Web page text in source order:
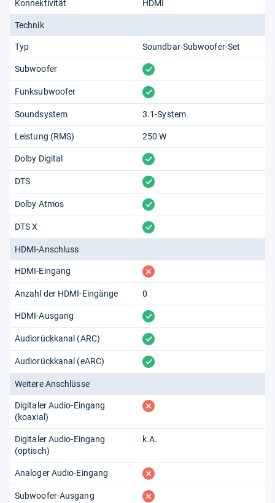
Konnektivität HDMI
Technik
Typ Soundbar-Subwoofer-Set
Subwoofer vorhanden
Funksubwoofer vorhanden
Soundsystem 3.1-System
Leistung (RMS) 250 W
Dolby Digital vorhanden
DTS vorhanden
Dolby Atmos vorhanden
DTS X vorhanden
HDMI-Anschluss
HDMI-Eingang fehlt
Anzahl der HDMI-Eingänge 0
HDMI-Ausgang vorhanden
Audiorückkanal (ARC) vorhanden
Audiorückkanal (eARC) vorhanden
Weitere Anschlüsse
Digitaler Audio-Eingang
(koaxial)
fehlt
Digitaler Audio-Eingang
(optisch)
k.A.
Analoger Audio-Eingang fehlt
Subwoofer-Ausgang fehlt